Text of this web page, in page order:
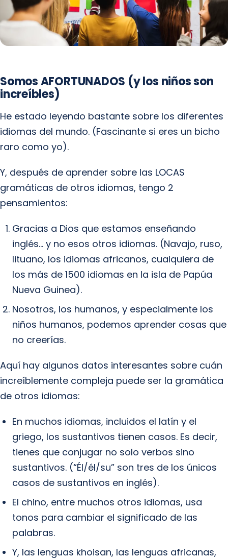
Somos AFORTUNADOS (y los niños son
increíbles)
He estado leyendo bastante sobre los diferentes
idiomas del mundo. (Fascinante si eres un bicho
raro como yo).
Y, después de aprender sobre las LOCAS
gramáticas de otros idiomas, tengo 2
pensamientos:
Gracias a Dios que estamos enseñando
inglés… y no esos otros idiomas. (Navajo, ruso,
lituano, los idiomas africanos, cualquiera de
los más de 1500 idiomas en la isla de Papúa
Nueva Guinea).
Nosotros, los humanos, y especialmente los
niños humanos, podemos aprender cosas que
no creerías.
Aquí hay algunos datos interesantes sobre cuán
increíblemente compleja puede ser la gramática
de otros idiomas:
En muchos idiomas, incluidos el latín y el
griego, los sustantivos tienen casos. Es decir,
tienes que conjugar no solo verbos sino
sustantivos. (“Él/él/su” son tres de los únicos
casos de sustantivos en inglés).
El chino, entre muchos otros idiomas, usa
tonos para cambiar el significado de las
palabras.
Y, las lenguas khoisan, las lenguas africanas,